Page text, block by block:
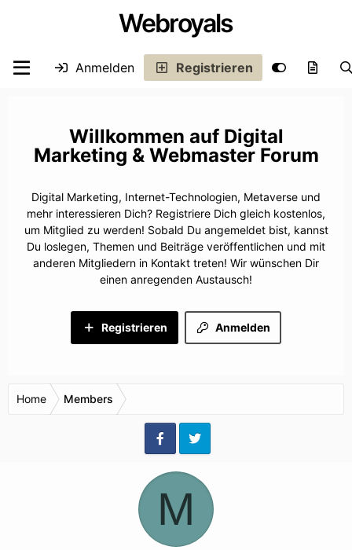
Webroyals
Anmelden Registrieren
Digital
Marketing & Webmaster Forum
Digital Marketing, Internet-Technologien, Metaverse und
mehr interessieren Dich? Registriere Dich gleich kostenlos,
um Mitglied zu werden! Sobald Du angemeldet bist, kannst
Du loslegen, Themen und Beiträge veröffentlichen und mit
anderen Mitgliedern in Kontakt treten! Wir wünschen Dir
einen anregenden Austausch!
Anmelden
Registrieren
Home Members
M